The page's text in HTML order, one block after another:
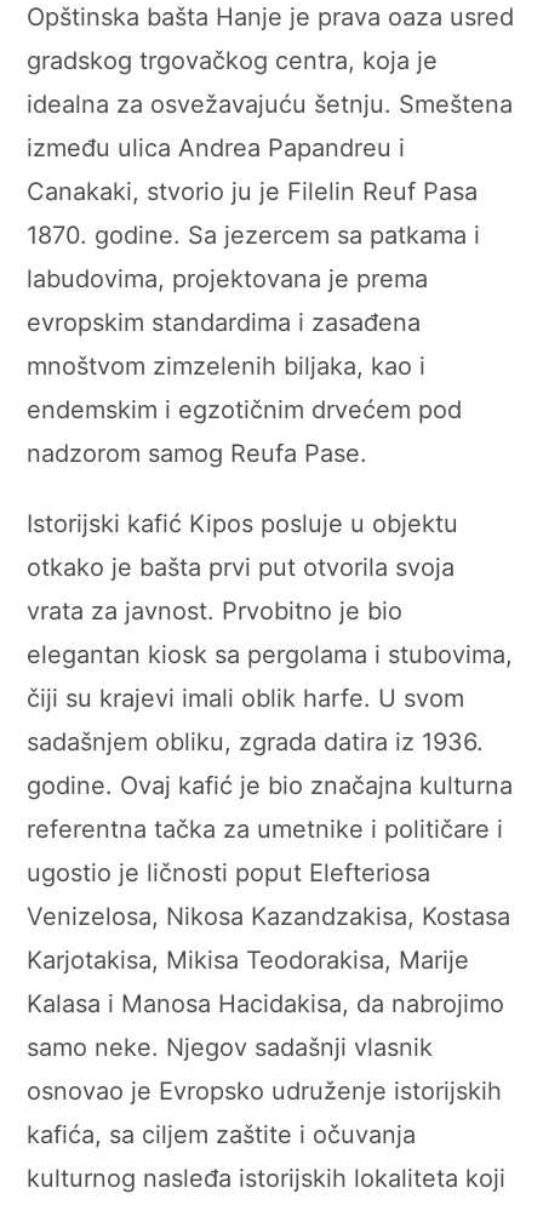
Opštinska bašta Hanje je prava oaza usred
gradskog trgovačkog centra, koja je
idealna za osvežavajuću šetnju. Smeštena
između ulica Andrea Papandreu i
Canakaki, ​​stvorio ju je Filelin Reuf Pasa
1870. godine. Sa jezercem sa patkama i
labudovima, projektovana je prema
evropskim standardima i zasađena
mnoštvom zimzelenih biljaka, kao i
endemskim i egzotičnim drvećem pod
nadzorom samog Reufa Pase.
Istorijski kafić Kipos posluje u objektu
otkako je bašta prvi put otvorila svoja
vrata za javnost. Prvobitno je bio
elegantan kiosk sa pergolama i stubovima,
čiji su krajevi imali oblik harfe. U svom
sadašnjem obliku, zgrada datira iz 1936.
godine. Ovaj kafić je bio značajna kulturna
referentna tačka za umetnike i političare i
ugostio je ličnosti poput Elefteriosa
Venizelosa, Nikosa Kazandzakisa, Kostasa
Karjotakisa, Mikisa Teodorakisa, Marije
Kalasa i Manosa Hacidakisa, da nabrojimo
samo neke. Njegov sadašnji vlasnik
osnovao je Evropsko udruženje istorijskih
kafića, sa ciljem zaštite i očuvanja
kulturnog nasleđa istorijskih lokaliteta koji